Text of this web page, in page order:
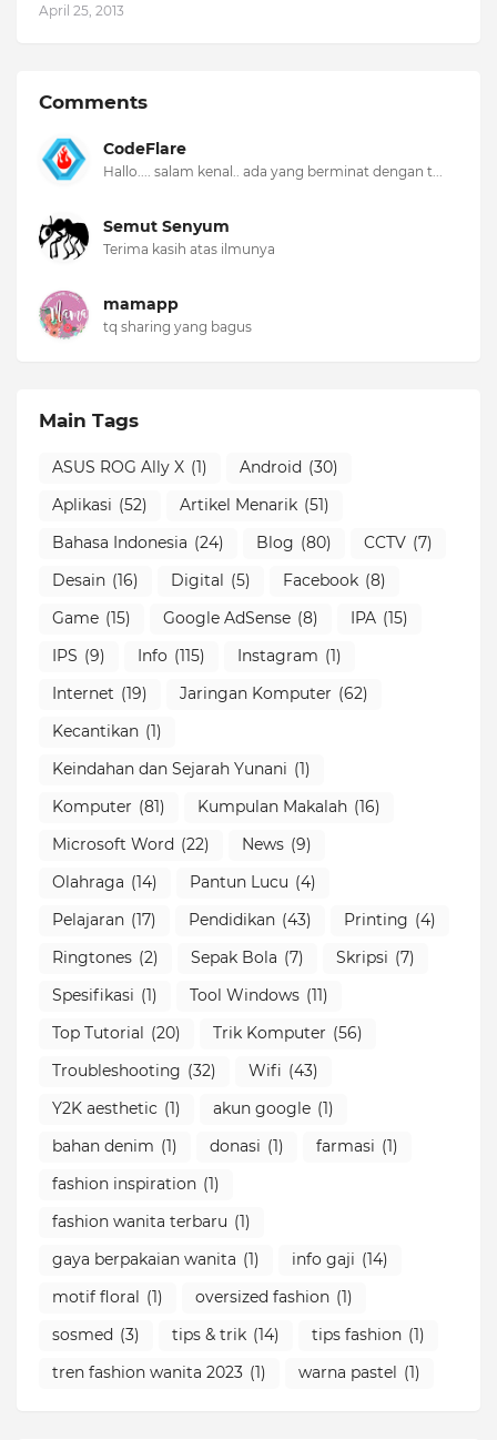
April 25, 2013
Comments
CodeFlare
Hallo.... salam kenal.. ada yang berminat dengan t...
Semut Senyum
Terima kasih atas ilmunya
mamapp
tq sharing yang bagus
Main Tags
ASUS ROG Ally X (1) Android (30)
Aplikasi (52) Artikel Menarik (51)
Bahasa Indonesia (24) Blog (80) CCTV (7)
Desain (16) Digital (5) Facebook (8)
Game (15) Google AdSense (8) IPA (15)
IPS (9) Info (115) Instagram (1)
Internet (19) Jaringan Komputer (62)
Kecantikan (1)
Keindahan dan Sejarah Yunani (1)
Komputer (81) Kumpulan Makalah (16)
Microsoft Word (22) News (9)
Olahraga (14) Pantun Lucu (4)
Pelajaran (17) Pendidikan (43) Printing (4)
Ringtones (2) Sepak Bola (7) Skripsi (7)
Spesifikasi (1) Tool Windows (11)
Top Tutorial (20) Trik Komputer (56)
Troubleshooting (32) Wifi (43)
Y2K aesthetic (1) akun google (1)
bahan denim (1) donasi (1) farmasi (1)
fashion inspiration (1)
fashion wanita terbaru (1)
gaya berpakaian wanita (1) info gaji (14)
motif floral (1) oversized fashion (1)
sosmed (3) tips & trik (14) tips fashion (1)
tren fashion wanita 2023 (1) warna pastel (1)